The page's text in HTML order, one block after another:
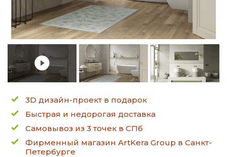
3D дизайн-проект в подарок
Быстрая и недорогая доставка
Самовывоз из 3 точек в СПб
Фирменный магазин ArtKera Group в Санкт-
Петербурге